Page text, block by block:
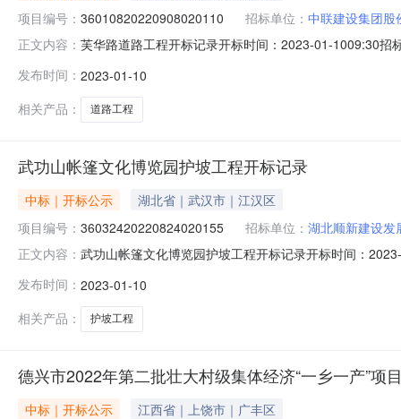
项目编号： 36010820220908020110 招标单位： 中联建设集团股
正文内容： 芙华路道路工程开标记录开标时间：2023-01-1009:30
赣州三泰建设工程有限公司;项目负责人:雷小艳;报价
发布时间： 2023-01-10
相关产品：
道路工程
武功山帐篷文化博览园护坡工程开标记录
中标｜开标公示
湖北省｜武汉市｜江汉区
项目编号： 36032420220824020155 招标单位： 湖北顺新建设发
正文内容： 武功山帐篷文化博览园护坡工程开标记录开标时间：
间:MonJan0917:05:34CST2023,投标人名称:江西鼎天
发布时间： 2023-01-10
相关产品：
护坡工程
德兴市2022年第二批壮大村级集体经济“一乡一产”项
中标｜开标公示
江西省｜上饶市｜广丰区